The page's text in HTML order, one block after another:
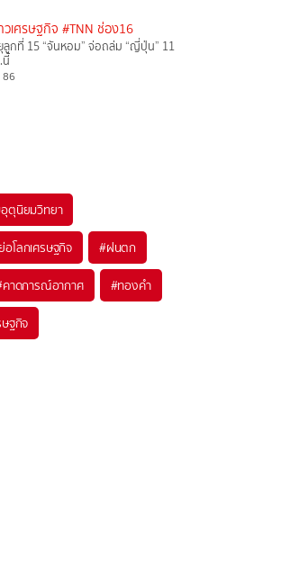
วเศรษฐกิจ #TNN ช่อง16
ลูกที่ 15 “จันหอม” จ่อถล่ม “ญี่ปุ่น” 11
นี้
86
ตุนิยมวิทยา
อโลกเศรษฐกิจ #ฝนตก
คาดการณ์อากาศ #ทองคำ
ษฐกิจ